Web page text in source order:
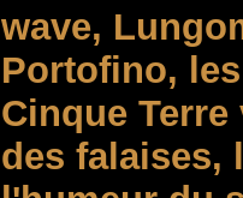
wave,
Portofino,
Cinque
des falaises,